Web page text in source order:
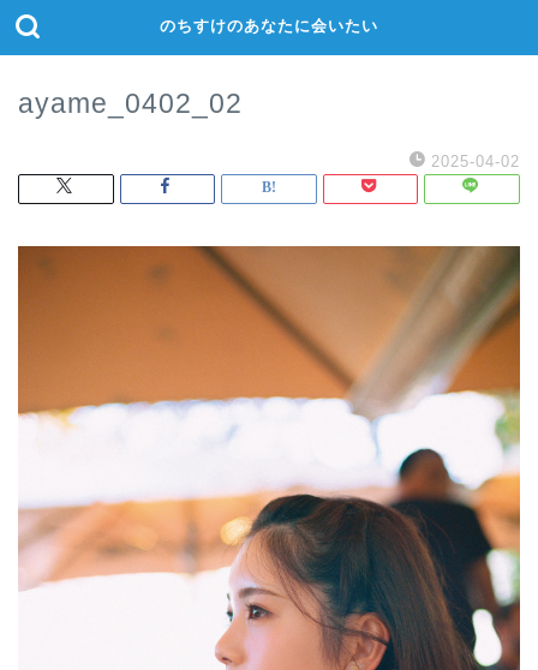
のちすけのあなたに会いたい
ayame_0402_02
2025-04-02